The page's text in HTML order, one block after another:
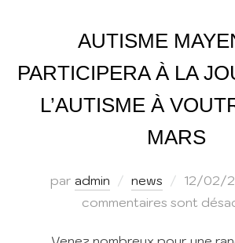
AUTISME
PARTICIPERA À LA
L’AUTISME À
MARS
par admin news
Publié
le
12/02/
commentaires sont